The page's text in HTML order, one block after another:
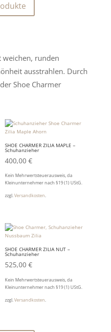
weichen, runden
ausstrahlen. Durch
Shoe Charmer
SHOE CHARMER ZILIA MAPLE –
Schuhanzieher
400,00€
Kein Mehrwertsteuerausweis, da
Kleinunternehmer nach §19 (1) UStG.
zzgl.Versandkosten.
SHOE CHARMER ZILIA NUT –
Schuhanzieher
525,00€
Kein Mehrwertsteuerausweis, da
Kleinunternehmer nach §19 (1) UStG.
zzgl.Versandkosten.